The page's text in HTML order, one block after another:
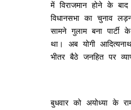
में विराजमान होने के
विधानसभा का चुनाव
सामने गुलाम बना पार्टी
था। अब योगी
भीतर बैठे जनहित पर
बुधवार को अयोध्या के